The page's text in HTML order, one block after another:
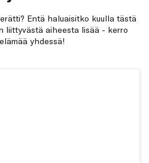
Entä haluaisitko kuulla tästä
liittyvästä aiheesta lisää - kerro
yhdessä!